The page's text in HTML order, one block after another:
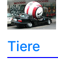
Tiere